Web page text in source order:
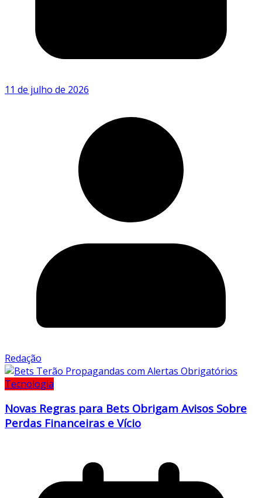
11 de julho de 2026
Redação
Tecnologia
Novas Regras para Bets Obrigam Avisos Sobre
Perdas Financeiras e Vício